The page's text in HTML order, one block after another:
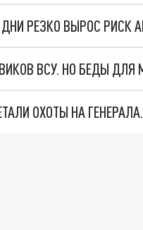
РЕЗКО ВЫРОС РИСК
ВСУ. НО БЕДЫ